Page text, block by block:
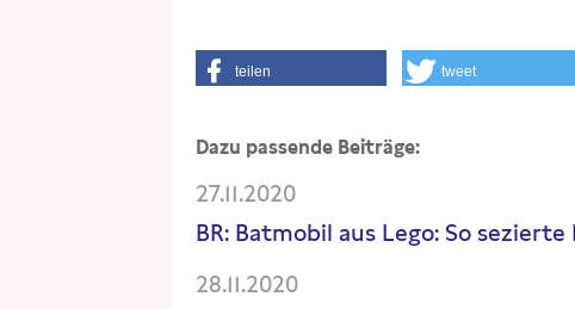
teilen tweet
Dazu passende Beiträge:
27.11.2020
BR: Batmobil aus Lego: So
28.11.2020